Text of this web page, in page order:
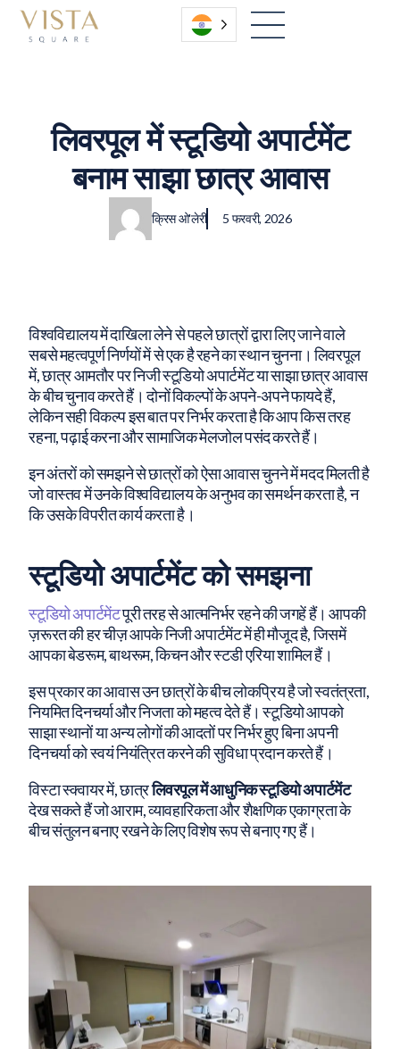
लिवरपूल में स्टूडियो अपार्टमेंट
बनाम साझा छात्र आवास
क्रिस ओ'लेरी 5 फरवरी, 2026
विश्वविद्यालय में दाखिला लेने से पहले छात्रों द्वारा लिए जाने वाले
सबसे महत्वपूर्ण निर्णयों में से एक है रहने का स्थान चुनना। लिवरपूल
में, छात्र आमतौर पर निजी स्टूडियो अपार्टमेंट या साझा छात्र आवास
के बीच चुनाव करते हैं। दोनों विकल्पों के अपने-अपने फायदे हैं,
लेकिन सही विकल्प इस बात पर निर्भर करता है कि आप किस तरह
रहना, पढ़ाई करना और सामाजिक मेलजोल पसंद करते हैं।
इन अंतरों को समझने से छात्रों को ऐसा आवास चुनने में मदद मिलती है
जो वास्तव में उनके विश्वविद्यालय के अनुभव का समर्थन करता है, न
कि उसके विपरीत कार्य करता है।
स्टूडियो अपार्टमेंट को समझना
स्टूडियो अपार्टमेंटपूरी तरह से आत्मनिर्भर रहने की जगहें हैं। आपकी
ज़रूरत की हर चीज़ आपके निजी अपार्टमेंट में ही मौजूद है, जिसमें
आपका बेडरूम, बाथरूम, किचन और स्टडी एरिया शामिल हैं।
इस प्रकार का आवास उन छात्रों के बीच लोकप्रिय है जो स्वतंत्रता,
नियमित दिनचर्या और निजता को महत्व देते हैं। स्टूडियो आपको
साझा स्थानों या अन्य लोगों की आदतों पर निर्भर हुए बिना अपनी
दिनचर्या को स्वयं नियंत्रित करने की सुविधा प्रदान करते हैं।
विस्टा स्क्वायर में, छात्रलिवरपूल में आधुनिक स्टूडियो अपार्टमेंट
देख सकते हैं जो आराम, व्यावहारिकता और शैक्षणिक एकाग्रता के
बीच संतुलन बनाए रखने के लिए विशेष रूप से बनाए गए हैं।